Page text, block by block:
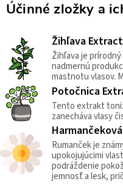
Účinné zložky a
Žihľava Extract
Žihľava je
nadmernú
mastnotu vlasov.
Potočnica
Tento extrakt
zanecháva vlasy
Rumanček je
upokojujúcimi
podráždenie
jemnosť a lesk,